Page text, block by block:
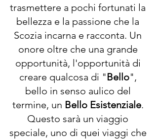
trasmettere a pochi fortunati la
bellezza e la passione che la
Scozia incarna e racconta. Un
onore oltre che una grande
opportunità, l'opportunità di
creare qualcosa di "Bello",
bello in senso aulico del
termine, un Bello Esistenziale.
Questo sarà un viaggio
speciale, uno di quei viaggi che